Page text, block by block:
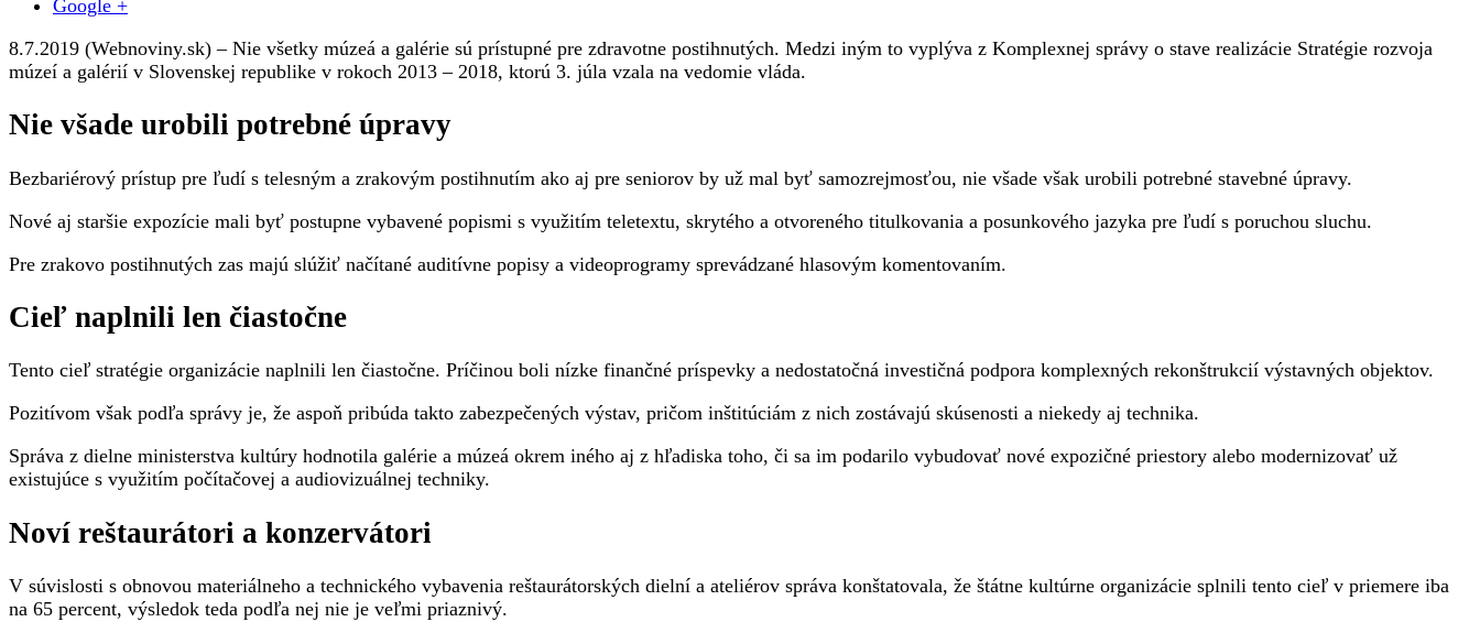
pre
zdravotne
na
nemali
peňazí
Google +
8.7.2019 (Webnoviny.sk) – Nie všetky múzeá a galérie sú prístupné pre zdravotne postihnutých. Medzi iným to vyplýva z Komplexnej správy o stave realizácie Stratégie rozvoja
múzeí a galérií v Slovenskej republike v rokoch 2013 – 2018, ktorú 3. júla vzala na vedomie vláda.
Nie všade urobili potrebné úpravy
Bezbariérový prístup pre ľudí s telesným a zrakovým postihnutím ako aj pre seniorov by už mal byť samozrejmosťou, nie všade však urobili potrebné stavebné úpravy.
Nové aj staršie expozície mali byť postupne vybavené popismi s využitím teletextu, skrytého a otvoreného titulkovania a posunkového jazyka pre ľudí s poruchou sluchu.
Pre zrakovo postihnutých zas majú slúžiť načítané auditívne popisy a videoprogramy sprevádzané hlasovým komentovaním.
Cieľ naplnili len čiastočne
Tento cieľ stratégie organizácie naplnili len čiastočne. Príčinou boli nízke finančné príspevky a nedostatočná investičná podpora komplexných rekonštrukcií výstavných objektov.
Pozitívom však podľa správy je, že aspoň pribúda takto zabezpečených výstav, pričom inštitúciám z nich zostávajú skúsenosti a niekedy aj technika.
Správa z dielne ministerstva kultúry hodnotila galérie a múzeá okrem iného aj z hľadiska toho, či sa im podarilo vybudovať nové expozičné priestory alebo modernizovať už
existujúce s využitím počítačovej a audiovizuálnej techniky.
Noví reštaurátori a konzervátori
V súvislosti s obnovou materiálneho a technického vybavenia reštaurátorských dielní a ateliérov správa konštatovala, že štátne kultúrne organizácie splnili tento cieľ v priemere iba
na 65 percent, výsledok teda podľa nej nie je veľmi priaznivý.